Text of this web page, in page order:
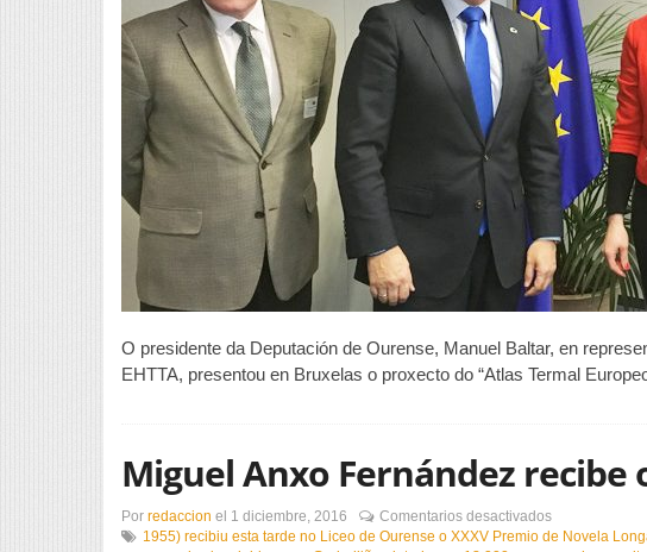
“Atlas
Termal”
en
Bruxelas
O presidente da Deputación de Ourense, Manuel Baltar, en
EHTTA, presentou en Bruxelas o proxecto do “Atlas Termal
Miguel Anxo Fernández recibe
Por redaccion el 1 diciembre, 2016 Comentarios desactivadosen
Miguel
1955) recibiu esta tarde no Liceo de Ourense o XXXV Premio de Novela